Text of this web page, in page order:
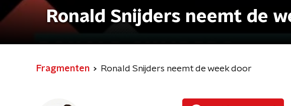
Ronald Snijders neemt de
Fragmenten Ronald Snijders neemt de week door